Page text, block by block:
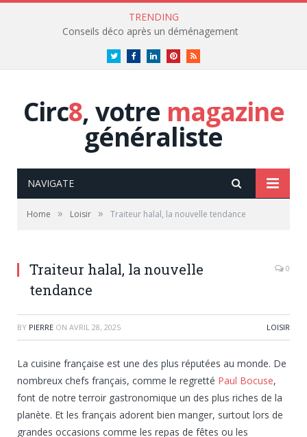
TRENDING
Conseils déco après un déménagement
TwitterFacebookLinkedInPinterestRSS
Circ8, votre magazine
généraliste
NAVIGATE
Home » Loisir » Traiteur halal, la nouvelle tendance
Traiteur halal, la nouvelle
tendance
0
BY PIERRE ON AVRIL 28, 2025 LOISIR
La cuisine française est une des plus réputées au monde. De
nombreux chefs français, comme le regretté Paul Bocuse,
font de notre terroir gastronomique un des plus riches de la
planète. Et les français adorent bien manger, surtout lors de
grandes occasions comme les repas de fêtes ou les